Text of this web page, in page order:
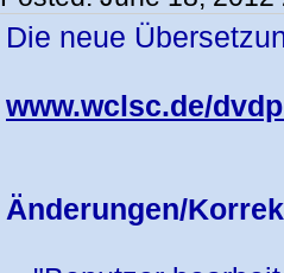
Die neue
www.wclsc.de/
Änderungen/